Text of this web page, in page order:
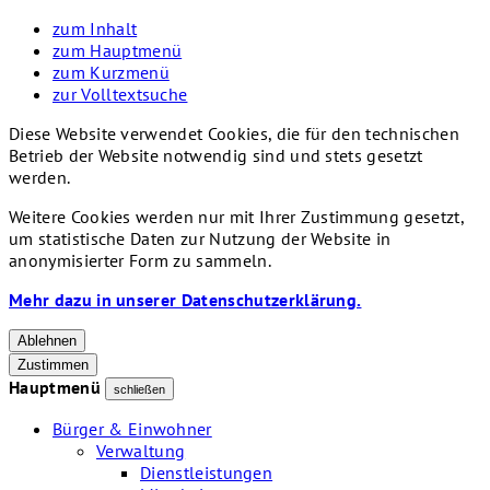
zum Inhalt
zum Hauptmenü
zum Kurzmenü
zur Volltextsuche
Diese Website verwendet Cookies, die für den technischen
Betrieb der Website notwendig sind und stets gesetzt
werden.
Weitere Cookies werden nur mit Ihrer Zustimmung gesetzt,
um statistische Daten zur Nutzung der Website in
anonymisierter Form zu sammeln.
Mehr dazu in unserer Datenschutzerklärung.
Ablehnen
Zustimmen
Hauptmenü schließen
Bürger & Einwohner
Verwaltung
Dienstleistungen